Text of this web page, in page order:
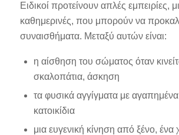
Ειδικοί προτείνουν απλές εμπειρίες,
καθημερινές, που μπορούν να
συναισθήματα. Μεταξύ αυτών είναι:
η αίσθηση του σώματος όταν
σκαλοπάτια, άσκηση
τα φυσικά αγγίγματα με
κατοικίδια
μια ευγενική κίνηση από ξένο, ένα